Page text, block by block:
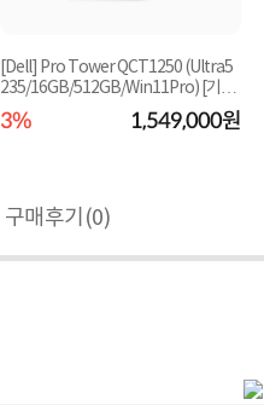
[Dell] Pro Tower QCT1250 (Ultra5
235/16GB/512GB/Win11Pro) [기본
제품] ▶한정 수...
3% 1,549,000원
구매후기(0)